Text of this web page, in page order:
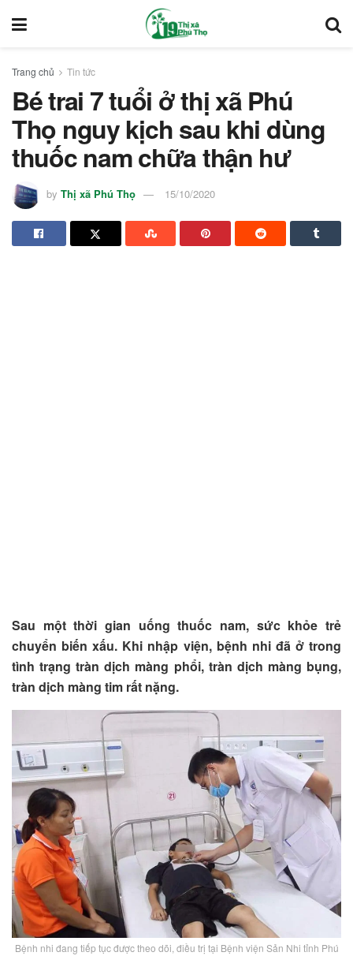
Trang chủ Tin tức
Bé trai 7 tuổi ở thị xã Phú
Thọ nguy kịch sau khi dùng
thuốc nam chữa thận hư
by Thị xã Phú Thọ 15/10/2020
Sau một thời gian uống thuốc nam, sức khỏe trẻ
chuyển biến xấu. Khi nhập viện, bệnh nhi đã ở trong
tình trạng tràn dịch màng phổi, tràn dịch màng bụng,
tràn dịch màng tim rất nặng.
Bệnh nhi đang tiếp tục được theo dõi, điều trị tại Bệnh viện Sản Nhi tỉnh Phú